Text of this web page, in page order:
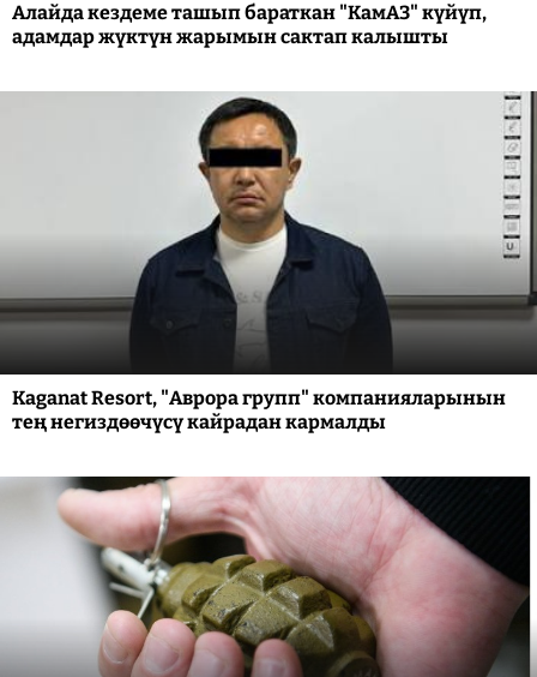
Алайда кездеме ташып бараткан "КамАЗ" күйүп,
адамдар жүктүн жарымын сактап калышты
Kaganat Resort, "Аврора групп" компанияларынын
тең негиздөөчүсү кайрадан кармалды